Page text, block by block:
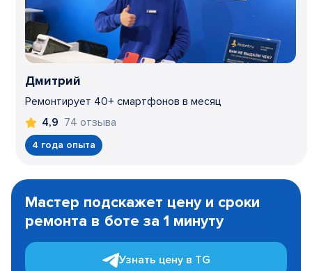
Дмитрий
Ремонтирует 40+ смартфонов в месяц
4,9 74 отзыва
4 года опыта
1
Мастер подскажет цену и сроки
ремонта в боте за 1 минуту
Узнать цену в TG